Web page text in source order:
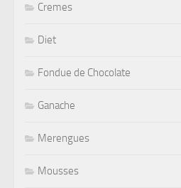
Cremes
Diet
Fondue de Chocolate
Ganache
Merengues
Mousses